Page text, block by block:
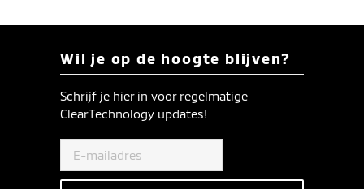
Wil je op de hoogte blijven?
Schrijf je hier in voor regelmatige
ClearTechnology updates!